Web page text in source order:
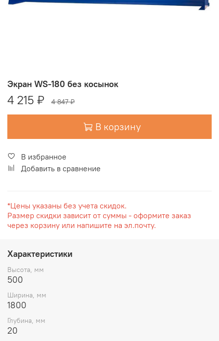
Экран WS-180 без косынок
4 215 ₽ 4 847 ₽
В корзину
В избранное
Добавить в сравнение
*Цены указаны без учета скидок.
Размер скидки зависит от суммы - оформите заказ
через корзину или напишите на эл.почту.
Характеристики
Высота, мм
500
Ширина, мм
1800
Глубина, мм
20